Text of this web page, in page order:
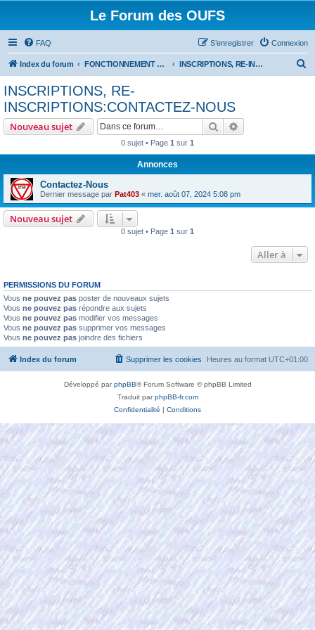
Le Forum des OUFS
FAQ Connexion
S’enregistrer
Index du forum FONCTIONNEMENT DU FORUM INSCRIPTIONS, RE-INSCRIPTIONS:CONTACTEZ-NOUS
INSCRIPTIONS, RE-
INSCRIPTIONS:CONTACTEZ-NOUS
Nouveau sujet Rechercher
0 sujet • Page 1 sur 1
Annonces
Contactez-Nous
Dernier message par Pat403 « mer. août 07, 2024 5:08 pm
Nouveau sujet
0 sujet • Page 1 sur 1
Aller à
PERMISSIONS DU FORUM
Vous ne pouvez pas poster de nouveaux sujets
Vous ne pouvez pas répondre aux sujets
Vous ne pouvez pas modifier vos messages
Vous ne pouvez pas supprimer vos messages
Vous ne pouvez pas joindre des fichiers
Index du forum Heures au format UTC+01:00
Supprimer les cookies
Développé parphpBB® Forum Software © phpBB Limited
Traduit parphpBB-fr.com
Confidentialité | Conditions